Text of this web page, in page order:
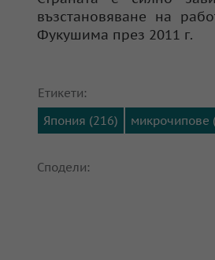
възстановяване на
Фукушима през 2011 г.
Етикети:
Япония (216)
микрочипове
Сподели: